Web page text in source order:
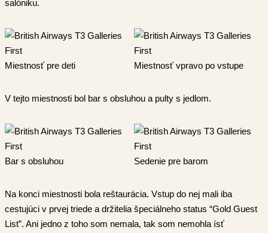
salóniku.
Miestnosť pre deti Miestnosť vpravo po vstupe
V tejto miestnosti bol bar s obsluhou a pulty s jedlom.
Bar s obsluhou Sedenie pre barom
Na konci miestnosti bola reštaurácia. Vstup do nej mali iba
cestujúci v prvej triede a držitelia špeciálneho status “Gold Guest
List”. Ani jedno z toho som nemala, tak som nemohla ísť